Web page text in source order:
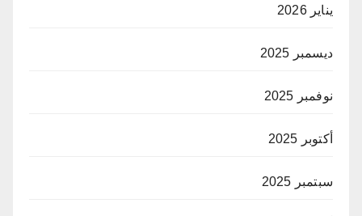
يناير 2026
ديسمبر 2025
نوفمبر 2025
أكتوبر 2025
سبتمبر 2025